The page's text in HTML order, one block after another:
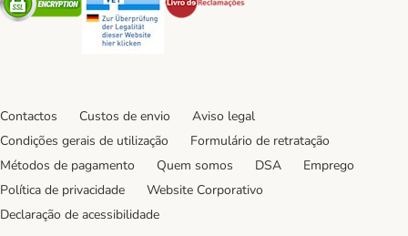
Contactos Custos de envio
Aviso legal
Condições gerais de utilização
Formulário de retratação
Métodos de pagamento
Quem somos DSA
Emprego
Política de privacidade
Website Corporativo
Declaração de acessibilidade